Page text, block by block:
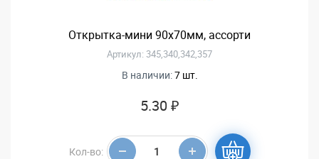
Открытка-мини 90х70мм, ассорти
Артикул: 345,340,342,357
В наличии:7 шт.
5.30 ₽
Кол-во: